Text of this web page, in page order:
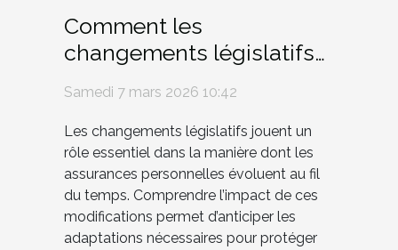
Comment les
changements législatifs
influencent-ils les
assurances personnelles
?
Samedi 7 mars 2026 10:42
Les changements législatifs jouent un
rôle essentiel dans la manière dont les
assurances personnelles évoluent au fil
du temps. Comprendre l’impact de ces
modifications permet d’anticiper les
adaptations nécessaires pour protéger